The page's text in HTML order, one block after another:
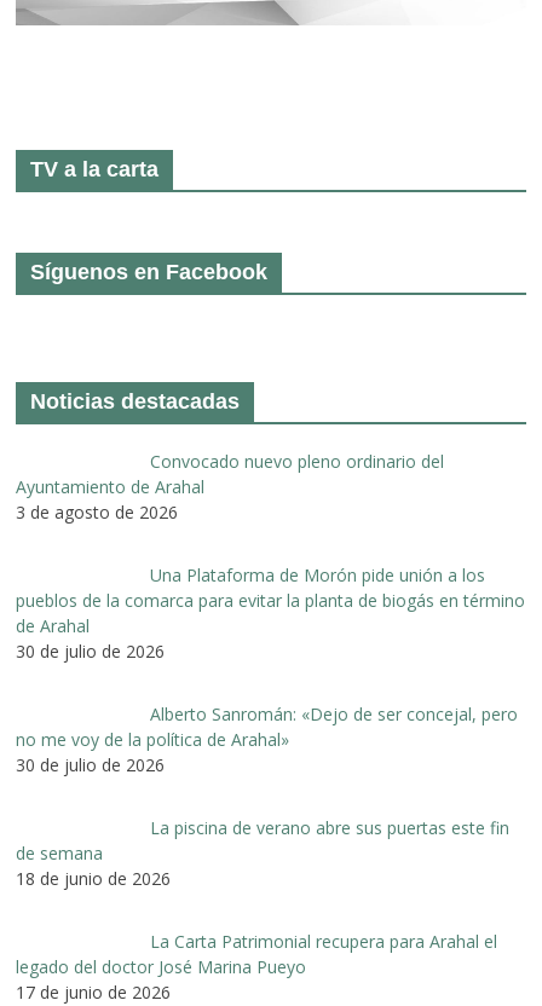
TV a la carta
Síguenos en Facebook
Noticias destacadas
Convocado nuevo pleno ordinario del
Ayuntamiento de Arahal
3 de agosto de 2026
Una Plataforma de Morón pide unión a los
pueblos de la comarca para evitar la planta de biogás en término
de Arahal
30 de julio de 2026
Alberto Sanromán: «Dejo de ser concejal, pero
no me voy de la política de Arahal»
30 de julio de 2026
La piscina de verano abre sus puertas este fin
de semana
18 de junio de 2026
La Carta Patrimonial recupera para Arahal el
legado del doctor José Marina Pueyo
17 de junio de 2026